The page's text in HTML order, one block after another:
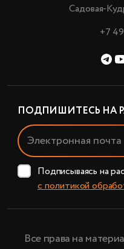
Садовая-
+7
ПОДПИШИТЕСЬ НА
Подписываясь на
с политикой
Все права на